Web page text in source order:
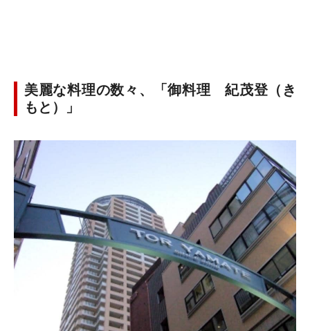
美麗な料理の数々、「御料理 紀茂登（き
もと）」